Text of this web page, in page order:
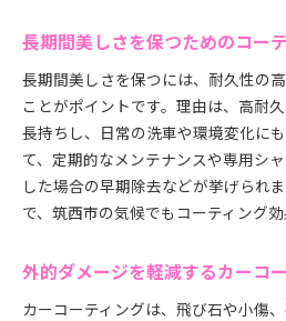
長期間美しさを保つためのコー
長期間美しさを保つには、耐久性の
ことがポイントです。理由は、高耐
長持ちし、日常の洗車や環境変化に
て、定期的なメンテナンスや専用シ
した場合の早期除去などが挙げられ
で、筑西市の気候でもコーティング効
外的ダメージを軽減するカーコ
カーコーティングは、飛び石や小傷